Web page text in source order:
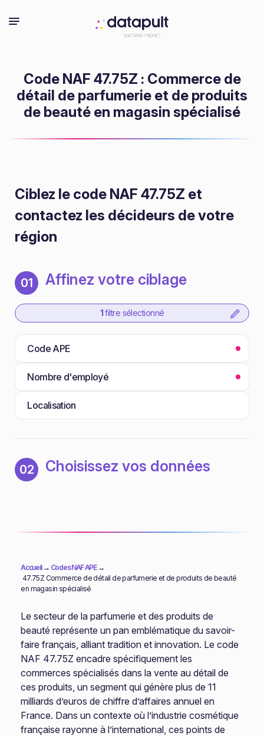
Code NAF 47.75Z : Commerce de
détail de parfumerie et de produits
de beauté en magasin spécialisé
Ciblez le code NAF 47.75Z et
contactez les décideurs de votre
région
01 Affinez votre ciblage
1 filtre sélectionné
Code APE
Nombre d'employé
Localisation
02 Choisissez vos données
Accueil→ Codes NAF APE→
47.75Z Commerce de détail de parfumerie et de produits de beauté
en magasin spécialisé
Le secteur de la parfumerie et des produits de
beauté représente un pan emblématique du savoir-
faire français, alliant tradition et innovation. Le code
NAF 47.75Z encadre spécifiquement les
commerces spécialisés dans la vente au détail de
ces produits, un segment qui génère plus de 11
milliards d’euros de chiffre d’affaires annuel en
France. Dans un contexte où l’industrie cosmétique
française rayonne à l’international, ces points de